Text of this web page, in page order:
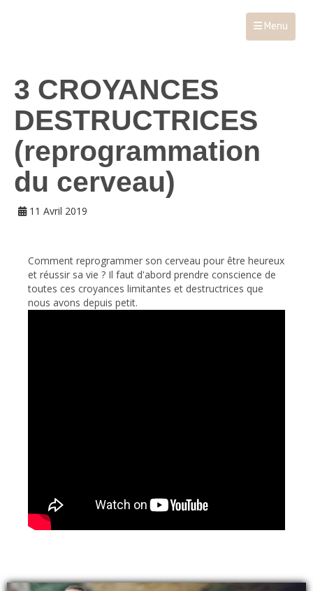
Menu
3 CROYANCES
DESTRUCTRICES
(reprogrammation
du cerveau)
11 Avril 2019
Comment reprogrammer son cerveau pour être heureux
et réussir sa vie ? Il faut d'abord prendre conscience de
toutes ces croyances limitantes et destructrices que
nous avons depuis petit.